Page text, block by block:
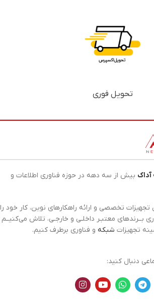
تحویل فوری
بیش از سه دهه در حوزه فناوری اطلاعات و
تخصصی و ارائه راهکارهای نوین، کار خود را
بــرندهای معتبـر داخلـی و خارجـی، تلاش می‌کنیــم
تجهیزات شبکه و فناوری برطرف کنیم.
دنبال کنید: